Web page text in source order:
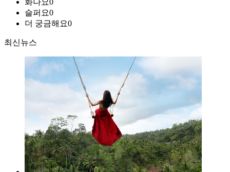
화나요0
슬퍼요0
더 궁금해요0
최신뉴스